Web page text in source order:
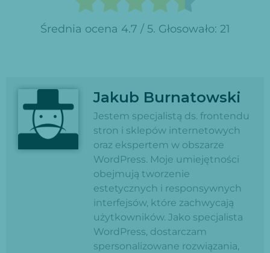
Średnia ocena 4.7 / 5. Głosowało: 21
Jakub Burnatowski
Jestem specjalistą ds. frontendu
stron i sklepów internetowych
oraz ekspertem w obszarze
WordPress. Moje umiejętności
obejmują tworzenie
estetycznych i responsywnych
interfejsów, które zachwycają
użytkowników. Jako specjalista
WordPress, dostarczam
spersonalizowane rozwiązania,